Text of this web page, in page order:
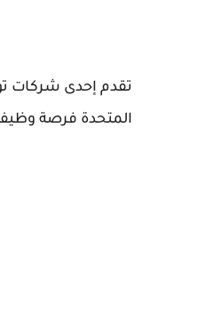
تقدم إحدى شركات
المتحدة فرصة